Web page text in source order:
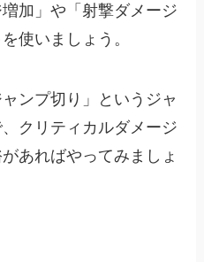
加」や「射撃ダメージ
使いましょう。
ンプ切り」というジャ
クリティカルダメージ
あればやってみましょ